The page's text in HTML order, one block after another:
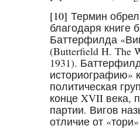
[10] Термин
благодаря книге
Баттерфилда
(Butterfield H. The
1931).
историографию»
политическая
конце XVII века,
партии. Вигов
отличие от